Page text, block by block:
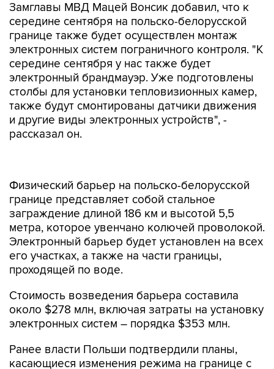
Замглавы МВД Мацей Вонсик добавил, что к
середине сентября на польско-белорусской
границе также будет осуществлен монтаж
электронных систем пограничного контроля. "К
середине сентября у нас также будет
электронный брандмауэр. Уже подготовлены
столбы для установки тепловизионных камер,
также будут смонтированы датчики движения
и другие виды электронных устройств", -
рассказал он.
заграждение длиной 186 км и высотой 5,5
метра, которое увенчано колючей проволокой.
Электронный барьер будет установлен на всех
его участках, а также на части границы,
проходящей по воде.
Стоимость возведения барьера составила
электронных систем – порядка $353 млн.
Ранее власти Польши подтвердили планы,
Белоруссией с 1 июля.